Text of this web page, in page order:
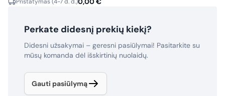
Pristatymas (4-7 d. d.)
Perkate didesnį prekių kiekį?
Didesni užsakymai – geresni pasiūlymai! Pasitarkite su
mūsų komanda dėl išskirtinių nuolaidų.
Gauti pasiūlymą